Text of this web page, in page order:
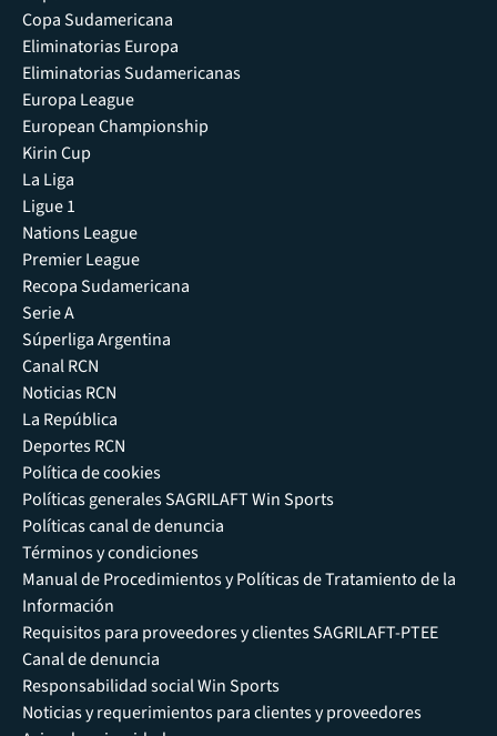
Copa Sudamericana
Eliminatorias Europa
Eliminatorias Sudamericanas
Europa League
European Championship
Kirin Cup
La Liga
Ligue 1
Nations League
Premier League
Recopa Sudamericana
Serie A
Súperliga Argentina
Canal RCN
Noticias RCN
La República
Deportes RCN
Política de cookies
Políticas generales SAGRILAFT Win Sports
Políticas canal de denuncia
Términos y condiciones
Manual de Procedimientos y Políticas de Tratamiento de la
Información
Requisitos para proveedores y clientes SAGRILAFT-PTEE
Canal de denuncia
Responsabilidad social Win Sports
Noticias y requerimientos para clientes y proveedores